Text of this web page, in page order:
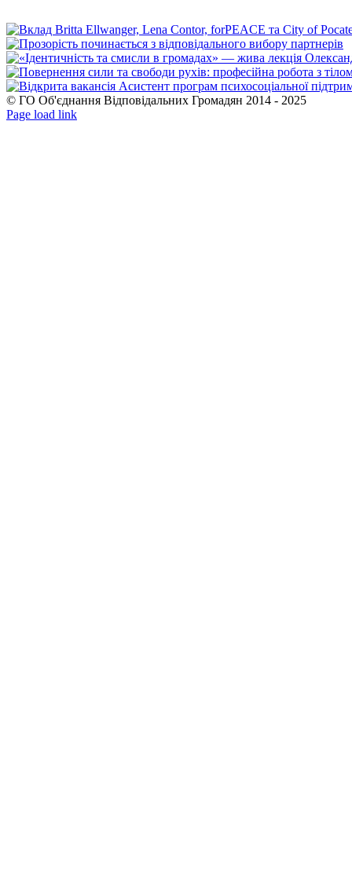
© ГО Об'єднання Відповідальних Громадян 2014 - 2025
Facebook
YouTube
Page load link